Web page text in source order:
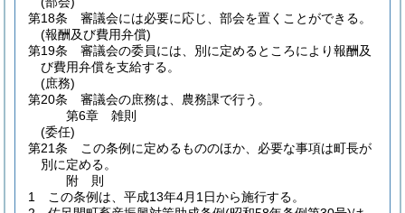
第18条
審議会には必要に応じ、部会を置くことができる。
(報酬及び費用弁償)
第19条
審議会の委員には、別に定めるところにより報酬及
び費用弁償を支給する。
(庶務)
第20条
審議会の庶務は、農務課で行う。
第6章
雑則
(委任)
第21条
この条例に定めるもののほか、必要な事項は町長が
別に定める。
附 則
1
この条例は、平成13年4月1日から施行する。